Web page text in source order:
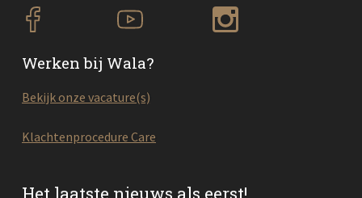
Werken bij Wala?
Bekijk onze vacature(s)
Klachtenprocedure Care
Het laatste nieuws als eerst!